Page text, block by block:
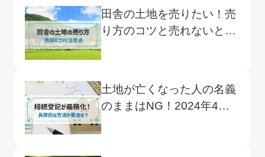
田舎の土地を売りたい！売
り方のコツと売れないとき
の対処法
土地が亡くなった人の名義
のままはNG！2024年4月
開始の相続登記義務化と
は？